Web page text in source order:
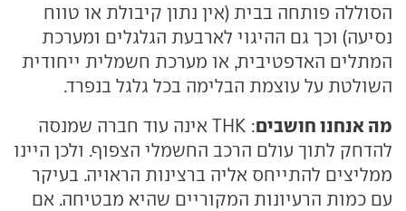
הסוללה פותחה בבית (אין נתון קיבולת או טווח
נסיעה) וכך גם ההיגוי לארבעת הגלגלים ומערכת
המתלים האדפטיבית, או מערכת חשמלית ייחודית
השולטת על עוצמת הבלימה בכל גלגל בנפרד.
מה אנחנו חושבים
: THK אינה עוד חברה שמנסה
להדחק לתוך עולם הרכב החשמלי הצפוף. ולכן היינו
ממליצים להתייחס אליה ברצינות הראויה. בעיקר
עם כמות הרעיונות המקוריים שהיא מבטיחה. אם